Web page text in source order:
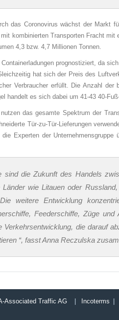
das Coronovirus wächst der Markt
kombinierten Transporten Fracht
4,3 bzw. 4,7 Millionen Tonnen.
prognostiziert, da
hat sich der Preis des
Verbraucher erfüllt. Die Anzahl
handelt es sich dabei um 41-43 40-
das gesamte Spektrum der
Tür-zu-Tür-Lieferungen
Experten der
sind die Zukunft des Handels
wie Litauen oder
weitere Entwicklung
Feederschiffe, Züge
Verkehrsentwicklung, die darauf
“, fasst Anna Reczulska
Associated Traffic AG | Incoterms |